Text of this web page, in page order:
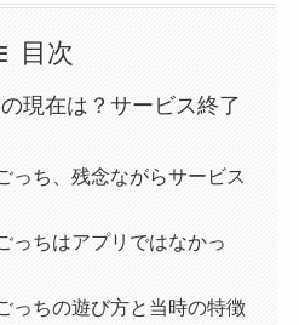
目次
現在は？サービス終了
っち、残念ながらサービス
っちはアプリではなかっ
っちの遊び方と当時の特徴